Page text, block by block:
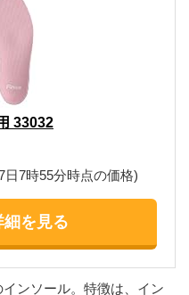
33032
日7時55分時点の価格)
を見る
ンソール。特徴は、イン